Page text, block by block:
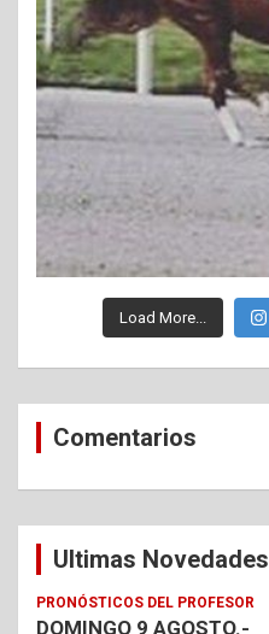
Load More...
Comentarios
Ultimas Novedades
PRONÓSTICOS DEL PROFESOR
DOMINGO 9 AGOSTO.-